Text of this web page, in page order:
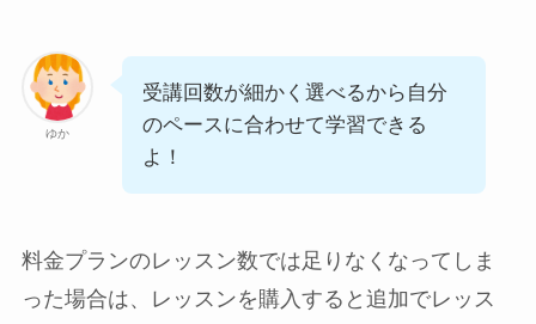
ゆか
受講回数が細かく選べるから自分
のペースに合わせて学習できる
よ！
料金プランのレッスン数では足りなくなってしま
った場合は、レッスンを購入すると追加でレッス